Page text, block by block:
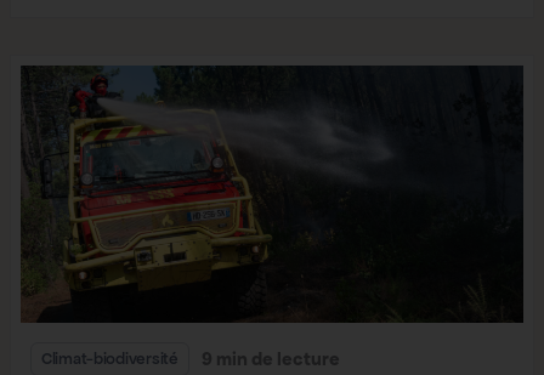
Climat-biodiversité 9 min de lecture